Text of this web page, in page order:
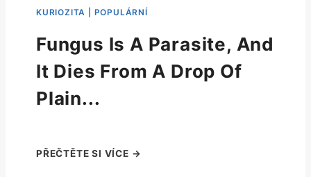
Fungus Is A Parasite, And
It Dies From A Drop Of
Plain...